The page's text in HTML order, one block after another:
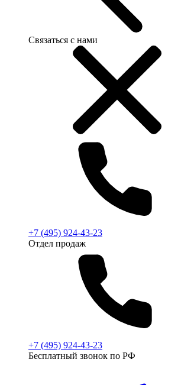
Связаться с нами
+7 (495) 924-43-23
Отдел продаж
+7 (495) 924-43-23
Бесплатный звонок по РФ